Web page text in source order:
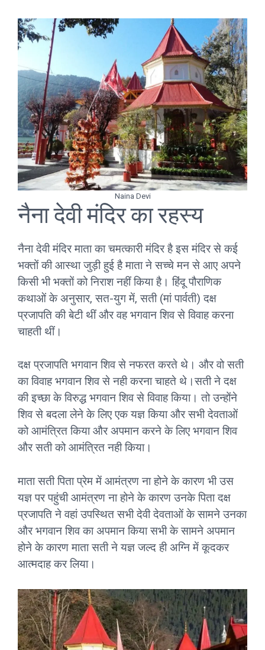
Naina Devi
नैना देवी मंदिर का रहस्य
नैना देवी मंदिर माता का चमत्कारी मंदिर है इस मंदिर से कई
भक्तों की आस्था जुड़ी हुई है माता ने सच्चे मन से आए अपने
किसी भी भक्तों को निराश नहीं किया है। हिंदू पौराणिक
कथाओं के अनुसार, सत-युग में, सती (मां पार्वती) दक्ष
प्रजापति की बेटी थीं और वह भगवान शिव से विवाह करना
चाहती थीं।
दक्ष प्रजापति भगवान शिव से नफरत करते थे। और वो सती
का विवाह भगवान शिव से नही करना चाहते थे।सती ने दक्ष
की इच्छा के विरुद्ध भगवान शिव से विवाह किया। तो उन्होंने
शिव से बदला लेने के लिए एक यज्ञ किया और सभी देवताओं
को आमंत्रित किया और अपमान करने के लिए भगवान शिव
और सती को आमंत्रित नही किया।
माता सती पिता प्रेम में आमंत्रण ना होने के कारण भी उस
यज्ञ पर पहुंची आमंत्रण ना होने के कारण उनके पिता दक्ष
प्रजापति ने वहां उपस्थित सभी देवी देवताओं के सामने उनका
और भगवान शिव का अपमान किया सभी के सामने अपमान
होने के कारण माता सती ने यज्ञ जल्द ही अग्नि में कूदकर
आत्मदाह कर लिया।